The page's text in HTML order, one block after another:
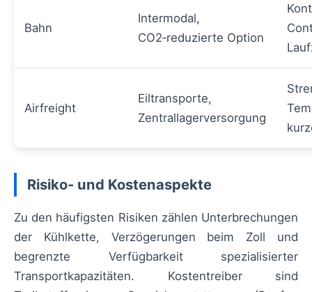
Bahn
Intermodal,
CO2‑reduzierte Option
Airfreight
Eiltransporte,
Zentrallagerversorgung
Risiko‑ und Kostenaspekte
Zu den häufigsten Risiken zählen Unterbrechungen
der Kühlkette, Verzögerungen beim Zoll und
begrenzte Verfügbarkeit spezialisierter
Transportkapazitäten. Kostentreiber sind